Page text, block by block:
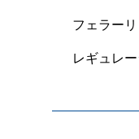
フェラーリ
レギュレ